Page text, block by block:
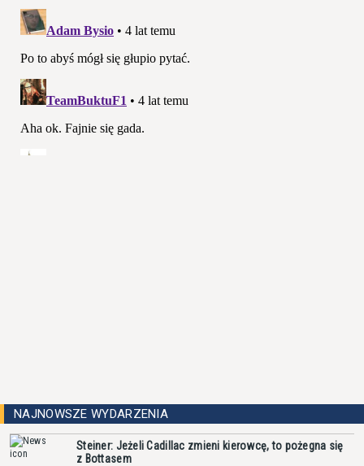
NAJNOWSZE WYDARZENIA
Steiner: Jeżeli Cadillac zmieni kierowcę, to pożegna się
z Bottasem